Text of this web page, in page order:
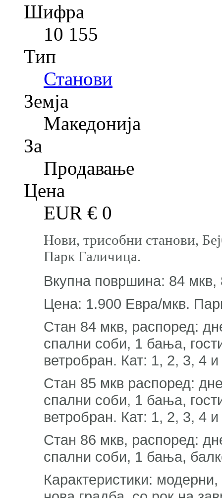
Шифра
10 155
Тип
Станови
Земја
Македонија
За
Продавање
Цена
EUR € 0
Нови, трисобни станови,
Парк Галичица.
Вкупна површина: 84
Цена: 1.900 Евра/мкв.
Стан 84 мкв, распоред:
спални соби, 1 бања,
ветробран. Кат: 1, 2, 3, 4
Стан 85 мкв распоред:
спални соби, 1 бања,
ветробран. Кат: 1, 2, 3, 4
Стан 86 мкв, распоред:
спални соби, 1 бања,
Карактеристики: